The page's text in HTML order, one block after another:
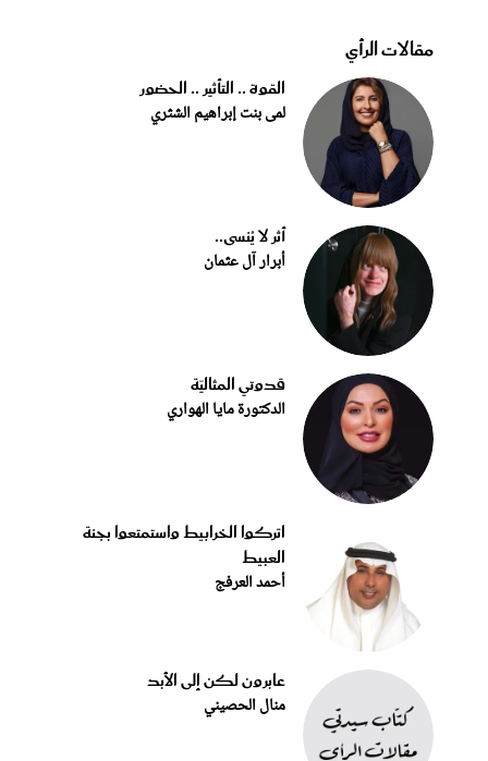
مقالات الرأي
القوة .. التأثير .. الحضور
لمى بنت إبراهيم الشثري
أثر لا يُنسى..
أبرار آل عثمان
قدوتي المثاليّة
الدكتورة مايا الهواري
اتركوا الخرابيط واستمتعوا بجنة
العبيط
أحمد العرفج
عابرون لكن إلى الأبد
منال الحصيني